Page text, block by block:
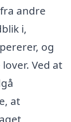
andre
i,
og
Ved at
at